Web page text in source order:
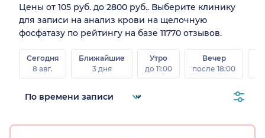
Цены от 105 руб. до 2800 руб.. Выберите клинику
для записи на анализ крови на щелочную
фосфатазу по рейтингу на базе 11770 отзывов.
Сегодня
8 авг.
Ближайшие
3 дня
Утро
до 11:00
Вечер
после 18:00